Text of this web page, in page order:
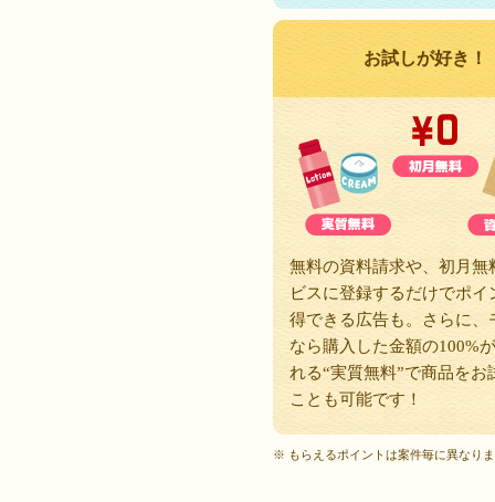
お試しが好き！
無料の資料請求や、初月無
ビスに登録するだけでポイ
得できる広告も。さらに、
なら購入した金額の100%
れる“実質無料”で商品をお
ことも可能です！
※ もらえるポイントは案件毎に異なり